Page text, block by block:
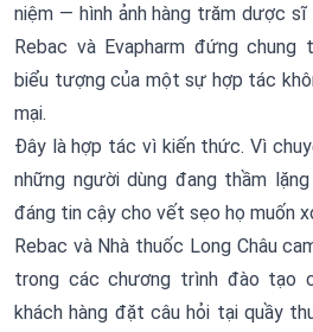
niệm — hình ảnh hàng trăm dược sĩ
Rebac và Evapharm đứng chung
biểu tượng của một sự hợp tác
mại.
Đây là hợp tác vì kiến thức. Vì
những người dùng đang thầm
đáng tin cậy cho vết sẹo họ muốn
Rebac và Nhà thuốc Long Châu
trong các chương trình đào tạo
khách hàng đặt câu hỏi tại quầy